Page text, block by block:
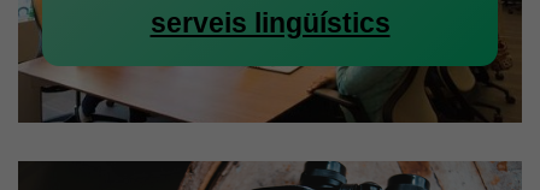
serveis lingüístics